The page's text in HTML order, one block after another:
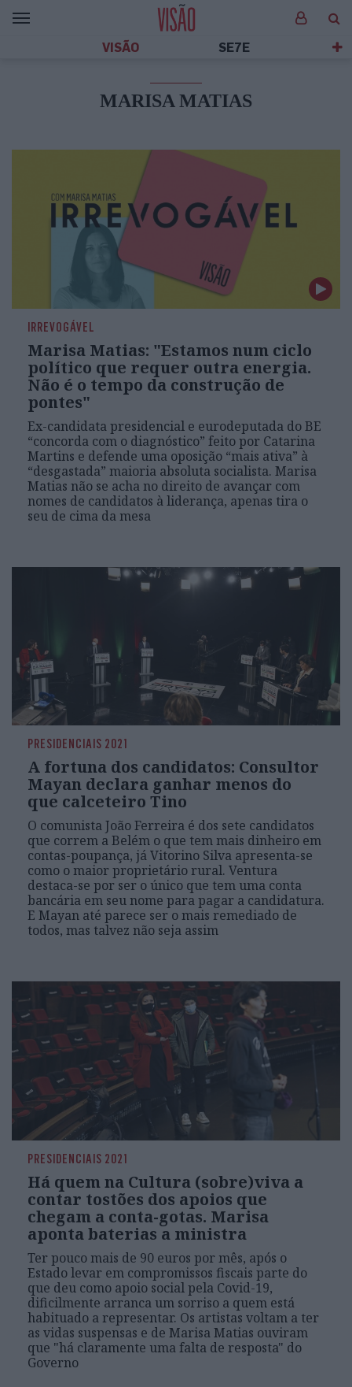
VISÃO SE7E
MARISA MATIAS
IRREVOGÁVEL
Marisa Matias: "Estamos num ciclo
político que requer outra energia.
Não é o tempo da construção de
pontes"
Ex-candidata presidencial e eurodeputada do BE
“concorda com o diagnóstico” feito por Catarina
Martins e defende uma oposição “mais ativa” à
“desgastada” maioria absoluta socialista. Marisa
Matias não se acha no direito de avançar com
nomes de candidatos à liderança, apenas tira o
seu de cima da mesa
PRESIDENCIAIS 2021
A fortuna dos candidatos: Consultor
Mayan declara ganhar menos do
que calceteiro Tino
O comunista João Ferreira é dos sete candidatos
que correm a Belém o que tem mais dinheiro em
contas-poupança, já Vitorino Silva apresenta-se
como o maior proprietário rural. Ventura
destaca-se por ser o único que tem uma conta
bancária em seu nome para pagar a candidatura.
E Mayan até parece ser o mais remediado de
todos, mas talvez não seja assim
PRESIDENCIAIS 2021
Há quem na Cultura (sobre)viva a
contar tostões dos apoios que
chegam a conta-gotas. Marisa
aponta baterias a ministra
Ter pouco mais de 90 euros por mês, após o
Estado levar em compromissos fiscais parte do
que deu como apoio social pela Covid-19,
dificilmente arranca um sorriso a quem está
habituado a representar. Os artistas voltam a ter
as vidas suspensas e de Marisa Matias ouviram
que "há claramente uma falta de resposta" do
Governo